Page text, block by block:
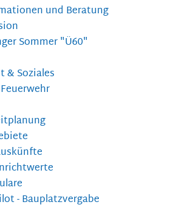
und Beratung
Sommer "Ü60"
& Soziales
- Bauplatzvergabe